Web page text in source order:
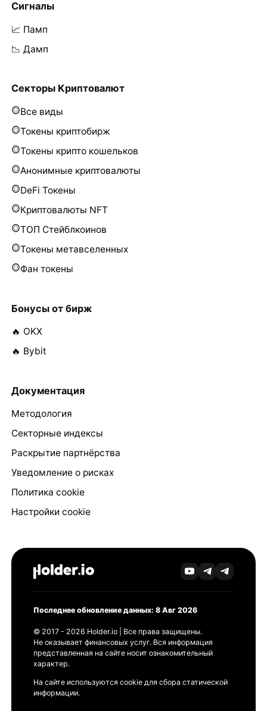
Сигналы
📈 Памп
📉 Дамп
Секторы Криптовалют
Все виды
Токены криптобирж
Токены крипто кошельков
Анонимные криптовалюты
DeFi Токены
Криптовалюты NFT
ТОП Стейблкоинов
Токены метавселенных
Фан токены
Бонусы от бирж
🔥 OKX
🔥 Bybit
Документация
Методология
Секторные индексы
Раскрытие партнёрства
Уведомление о рисках
Политика cookie
Настройки cookie
Последнее обновление данных: 8 Авг 2026
© 2017 - 2026 Holder.io | Все права защищены.
Не оказывает финансовых услуг. Вся информация
представленная на сайте носит ознакомительный
характер.
На сайте используются cookie для сбора статической
информации.